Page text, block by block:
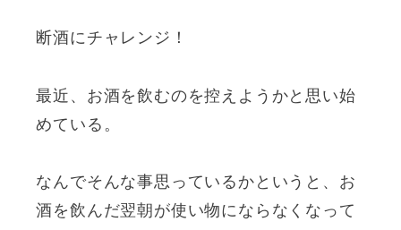
断酒にチャレンジ！
最近、お酒を飲むのを控えようかと思い始
めている。
なんでそんな事思っているかというと、お
酒を飲んだ翌朝が使い物にならなくなって